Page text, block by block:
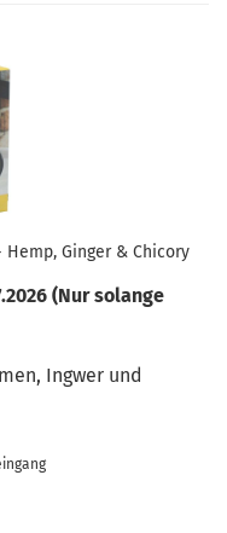
Ginger & Chicory
(Nur solange
Ingwer und